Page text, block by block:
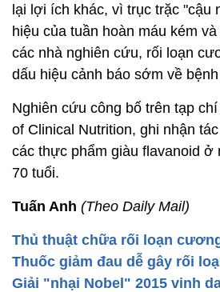
lại lợi ích khác, vì trục trặc "cậu
hiệu của tuần hoàn máu kém
các nhà nghiên cứu, rối loạn
dấu hiệu cảnh báo sớm về
Nghiên cứu công bố trên tạp chí
of Clinical Nutrition, ghi nhận
các thực phẩm giàu flavanoid
70 tuổi.
Tuấn Anh (Theo Daily Mail)
Thủ thuật chữa rối loạn
Thuốc giảm đau dễ gây rối
Giải "nhại Nobel" 2015 vinh